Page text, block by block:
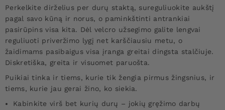
Perkelkite dirželius per durų staktą, sureguliuokite aukštį
pagal savo kūną ir norus, o paminkštinti antrankiai
pasirūpins visa kita. Dėl velcro užsegimo galite lengvai
reguliuoti priveržimo lygį net karščiausiu metu, o
žaidimams pasibaigus visa įranga greitai dingsta stalčiuje.
Diskretiška, greita ir visuomet paruošta.
Puikiai tinka ir tiems, kurie tik žengia pirmus žingsnius, ir
tiems, kurie jau gerai žino, ko siekia.
Kabinkite virš bet kurių durų – jokių gręžimo darbų